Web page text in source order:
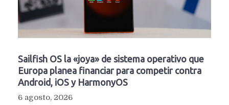
Sailfish OS la «joya» de sistema operativo que
Europa planea financiar para competir contra
Android, iOS y HarmonyOS
6 agosto, 2026